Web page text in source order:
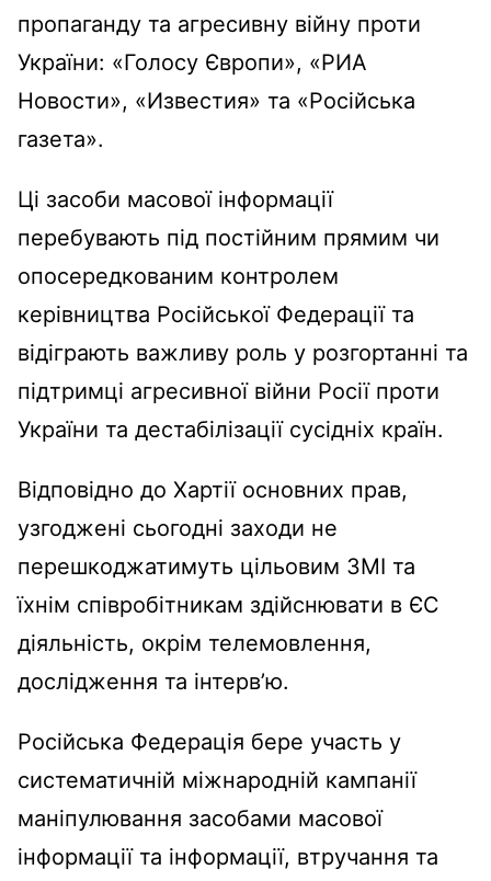
пропаганду та агресивну війну проти
України: «Голосу Європи», «РИА
Новости», «Известия» та «Російська
газета».
Ці засоби масової інформації
перебувають під постійним прямим чи
опосередкованим контролем
керівництва Російської Федерації та
відіграють важливу роль у розгортанні та
підтримці агресивної війни Росії проти
України та дестабілізації сусідніх країн.
Відповідно до Хартії основних прав,
узгоджені сьогодні заходи не
перешкоджатимуть цільовим ЗМІ та
їхнім співробітникам здійснювати в ЄС
діяльність, окрім телемовлення,
дослідження та інтерв’ю.
Російська Федерація бере участь у
систематичній міжнародній кампанії
маніпулювання засобами масової
інформації та інформації, втручання та